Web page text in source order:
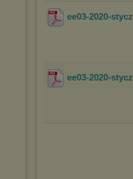
ee03-2020-
ee03-2020-